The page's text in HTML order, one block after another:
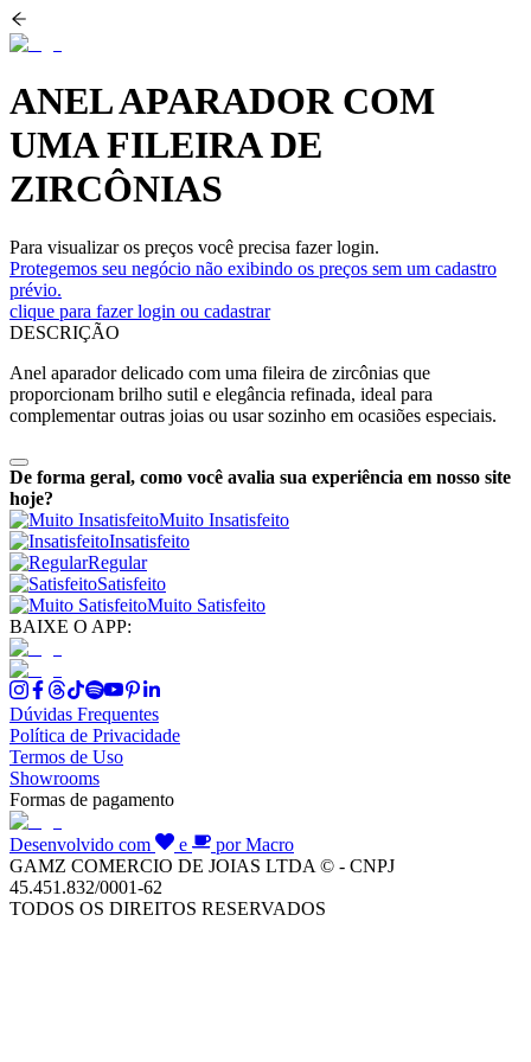
ANEL APARADOR COM
UMA FILEIRA DE
ZIRCÔNIAS
Para visualizar os preços você precisa fazer login.
Protegemos seu negócio não exibindo os preços sem um cadastro
prévio.
clique para fazer login ou cadastrar
DESCRIÇÃO
Anel aparador delicado com uma fileira de zircônias que
proporcionam brilho sutil e elegância refinada, ideal para
complementar outras joias ou usar sozinho em ocasiões especiais.
De forma geral, como você avalia sua experiência em nosso site
hoje?
Muito Insatisfeito
Insatisfeito
Regular
Satisfeito
Muito Satisfeito
BAIXE O APP:
Dúvidas Frequentes
Política de Privacidade
Termos de Uso
Showrooms
Formas de pagamento
Desenvolvido com e
por Macro
GAMZ COMERCIO DE JOIAS LTDA © - CNPJ
45.451.832/0001-62
TODOS OS DIREITOS RESERVADOS